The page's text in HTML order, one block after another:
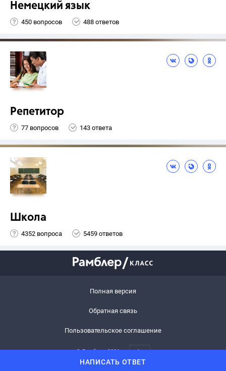
НАПИСАТЬ ОТВЕТ
Немецкий язык
450 вопросов 488 ответов
Репетитор
77 вопросов 143 ответа
Школа
4352 вопроса 5459 ответов
Полная версия
Обратная связь
Пользовательское соглашение
© Рамблер,2026 6+